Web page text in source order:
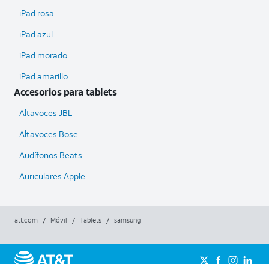
iPad rosa
iPad azul
iPad morado
iPad amarillo
Accesorios para tablets
Altavoces JBL
Altavoces Bose
Audífonos Beats
Auriculares Apple
att.com / Móvil / Tablets / samsung